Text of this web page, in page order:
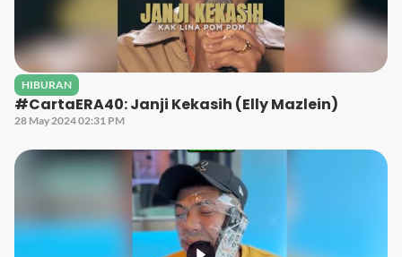
HIBURAN
#CartaERA40: Janji Kekasih (Elly Mazlein)
28 May 2024 02:31 PM